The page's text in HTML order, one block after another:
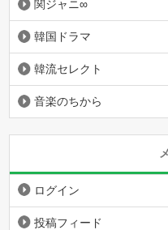
関ジャニ∞
韓国ドラマ
韓流セレクト
音楽のちから
ログイン
投稿フィード